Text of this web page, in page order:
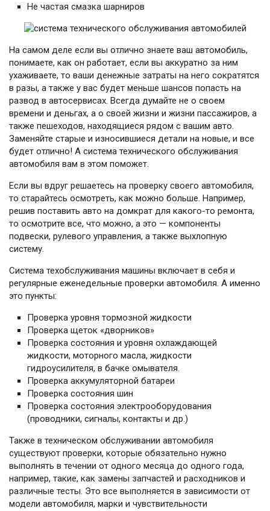
Не частая смазка шарниров
На самом деле если вы отлично знаете ваш автомобиль,
понимаете, как он работает, если вы аккуратно за ним
ухаживаете, то ваши денежные затраты на него сократятся
в разы, а также у вас будет меньше шансов попасть на
развод в автосервисах. Всегда думайте не о своем
времени и деньгах, а о своей жизни и жизни пассажиров, а
также пешеходов, находящиеся рядом с вашим авто.
Заменяйте старые и износившиеся детали на новые, и все
будет отлично! А система технического обслуживания
автомобиля вам в этом поможет.
Если вы вдруг решаетесь на проверку своего автомобиля,
то старайтесь осмотреть, как можно больше. Например,
решив поставить авто на домкрат для какого-то ремонта,
то осмотрите все, что можно, а это — компоненты
подвески, рулевого управления, а также выхлопную
систему.
Система техобслуживания машины включает в себя и
регулярные еженедельные проверки автомобиля. А именно
это пункты:
Проверка уровня тормозной жидкости
Проверка щеток «дворников»
Проверка состояния и уровня охлаждающей
жидкости, моторного масла, жидкости
гидроусилителя, в бачке омывателя.
Проверка аккумуляторной батареи
Проверка состояния шин
Проверка состояния электрооборудования
(проводники, сигналы, контакты и др.)
Также в техническом обслуживании автомобиля
существуют проверки, которые обязательно нужно
выполнять в течении от одного месяца до одного года,
например, такие, как замены запчастей и расходников и
различные тесты. Это все выполняется в зависимости от
модели автомобиля, марки и чувствительности